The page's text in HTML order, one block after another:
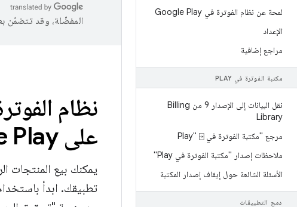
لمحة عن نظام الفوترة في Google Play
الإعداد
مراجع إضافية
مكتبة الفوترة في PLAY
نقل البيانات إلى الإصدار 9 من Billing
Library
مرجع "مكتبة الفوترة في Play" ⍈
ملاحظات إصدار "مكتبة الفوترة في Play"
الأسئلة الشائعة حول إيقاف إصدار المكتبة
دمج التطبيقات
المفضّلة، وقد تتضمّن
نظام
على Google Play
يمكنك بيع المنتجات